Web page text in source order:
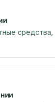
средства,